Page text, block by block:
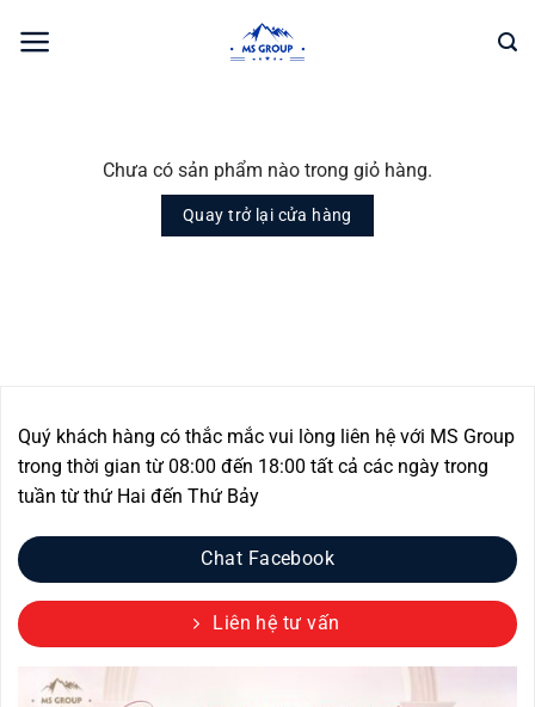
qua
Chưa có sản phẩm nào trong giỏ hàng.
Quay trở lại cửa hàng
Quý khách hàng có thắc mắc vui lòng liên hệ với MS Group
trong thời gian từ 08:00 đến 18:00 tất cả các ngày trong
tuần từ thứ Hai đến Thứ Bảy
Chat Facebook
Liên hệ tư vấn